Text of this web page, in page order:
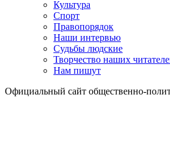
Культура
Спорт
Правопорядок
Наши интервью
Судьбы людские
Творчество наших
Нам пишут
Официальный сайт общественно-